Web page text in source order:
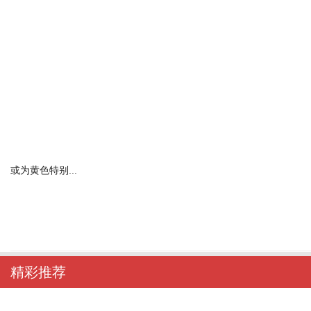
或为黄色特别...
精彩推荐